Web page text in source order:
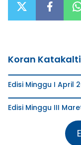
Koran
Edisi Minggu I April
Edisi Minggu III